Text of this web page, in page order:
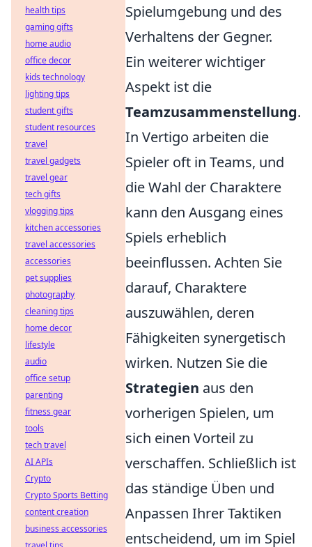
Spielumgebung und des
Verhaltens der Gegner.
Ein weiterer wichtiger
Aspekt ist die
Teamzusammenstellung.
In Vertigo arbeiten die
Spieler oft in Teams, und
die Wahl der Charaktere
kann den Ausgang eines
Spiels erheblich
beeinflussen. Achten Sie
darauf, Charaktere
auszuwählen, deren
Fähigkeiten synergetisch
wirken. Nutzen Sie die
Strategien aus den
vorherigen Spielen, um
sich einen Vorteil zu
verschaffen. Schließlich ist
das ständige Üben und
Anpassen Ihrer Taktiken
entscheidend, um im Spiel
health tips
gaming gifts
home audio
office decor
kids technology
lighting tips
student gifts
student resources
travel
travel gadgets
travel gear
tech gifts
vlogging tips
kitchen accessories
travel accessories
accessories
pet supplies
photography
cleaning tips
home decor
lifestyle
audio
office setup
parenting
fitness gear
tools
tech travel
AI APIs
Crypto
Crypto Sports Betting
content creation
business accessories